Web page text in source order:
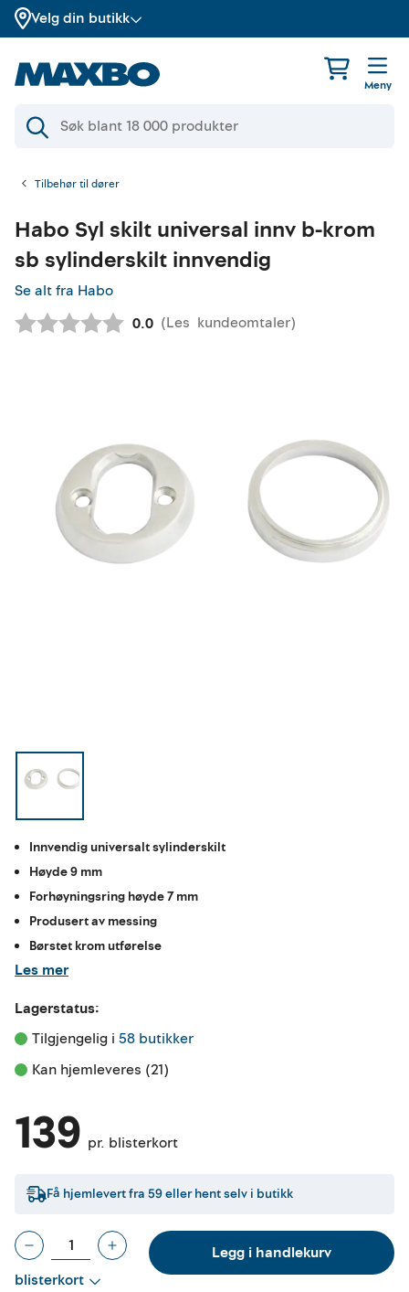
Velg din butikk
Meny
Tilbehør til dører
Habo Syl skilt universal innv b-krom
sb sylinderskilt innvendig
Se alt fra Habo
Gjennomsnittskarakter:
0.0 (Les kundeomtaler)
Innvendig universalt sylinderskilt
Høyde 9 mm
Forhøyningsring høyde 7 mm
Produsert av messing
Børstet krom utførelse
Les mer
Lagerstatus:
Tilgjengelig i 58 butikker
Kan hjemleveres (21)
139 pr. blisterkort
Få hjemlevert fra 59eller hent selv i butikk
blisterkort
Legg i handlekurv